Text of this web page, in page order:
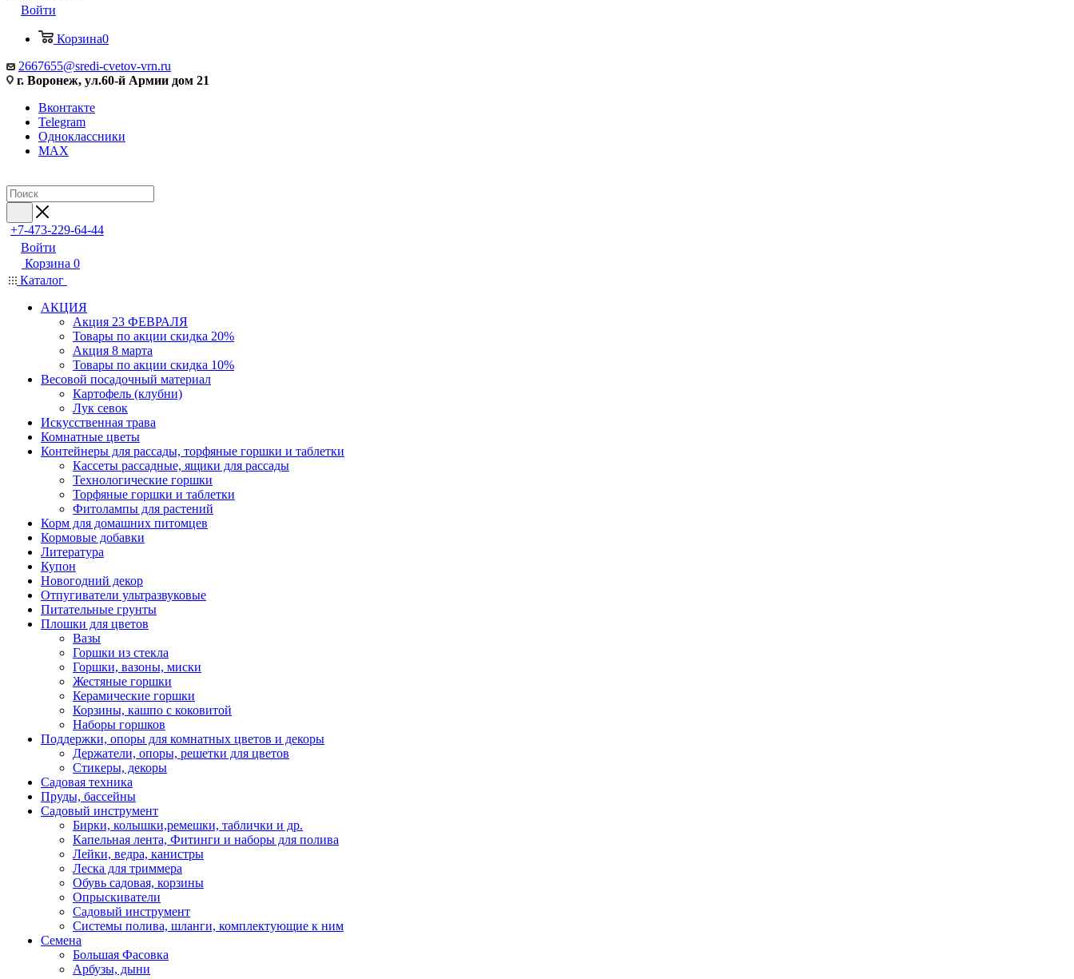
Войти
Корзина0
2667655@sredi-cvetov-vrn.ru
г. Воронеж, ул.60-й Армии дом 21
Вконтакте
Telegram
Одноклассники
MAX
+7-473-229-64-44
Войти
Корзина 0
Каталог
АКЦИЯ
Акция 23 ФЕВРАЛЯ
Товары по акции скидка 20%
Акция 8 марта
Товары по акции скидка 10%
Весовой посадочный материал
Картофель (клубни)
Лук севок
Искусственная трава
Комнатные цветы
Контейнеры для рассады, торфяные горшки и таблетки
Кассеты рассадные, ящики для рассады
Технологические горшки
Торфяные горшки и таблетки
Фитолампы для растений
Корм для домашних питомцев
Кормовые добавки
Литература
Купон
Новогодний декор
Отпугиватели ультразвуковые
Питательные грунты
Плошки для цветов
Вазы
Горшки из стекла
Горшки, вазоны, миски
Жестяные горшки
Керамические горшки
Корзины, кашпо с коковитой
Наборы горшков
Поддержки, опоры для комнатных цветов и декоры
Держатели, опоры, решетки для цветов
Стикеры, декоры
Садовая техника
Пруды, бассейны
Садовый инструмент
Бирки, колышки,ремешки, таблички и др.
Капельная лента, Фитинги и наборы для полива
Лейки, ведра, канистры
Леска для триммера
Обувь садовая, корзины
Опрыскиватели
Садовый инструмент
Системы полива, шланги, комплектующие к ним
Семена
Большая Фасовка
Арбузы, дыни